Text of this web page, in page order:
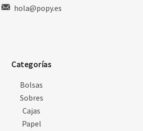
hola@popy.es
Categorías
Bolsas
Sobres
Cajas
Papel